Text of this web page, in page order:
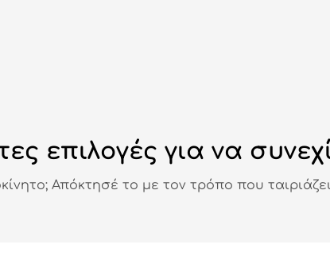
επιλογές για να
Απόκτησέ το με τον τρόπο που